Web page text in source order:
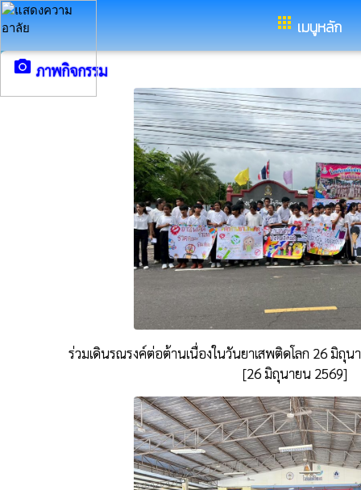
appsเมนูหลัก
อ.จตุรพักตรพิมาน จ.ร้อยเอ็ด
camera_alt ภาพกิจกรรม
ร่วมเดินรณรงค์ต่อต้านเนื่องในวันยาเสพติดโลก 26 มิ
[26 มิถุนายน 2569]